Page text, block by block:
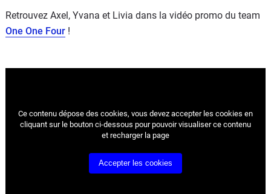
Retrouvez Axel, Yvana et Livia dans la vidéo promo du team
One One Four !
Ce contenu dépose des cookies, vous devez accepter les cookies en
cliquant sur le bouton ci-dessous pour pouvoir visualiser ce contenu
et recharger la page
Accepter les cookies